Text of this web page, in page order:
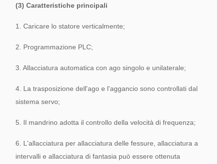
(3) Caratteristiche principali
1. Caricare lo statore verticalmente;
2. Programmazione PLC;
3. Allacciatura automatica con ago singolo e unilaterale;
4. La trasposizione dell'ago e l'aggancio sono controllati dal
sistema servo;
5. Il mandrino adotta il controllo della velocità di frequenza;
6. L'allacciatura per allacciatura delle fessure, allacciatura a
intervalli e allacciatura di fantasia può essere ottenuta